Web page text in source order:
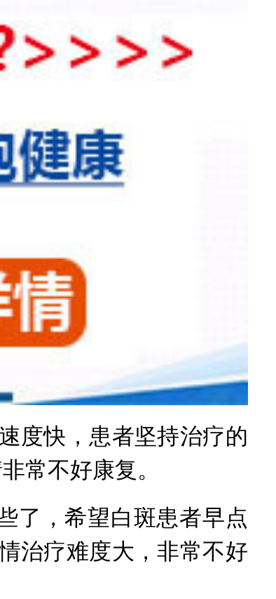
度快，患者坚持治疗的
常不好康复。
，希望白斑患者早点
治疗难度大，非常不好